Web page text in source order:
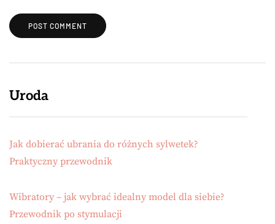
Uroda
Jak dobierać ubrania do różnych sylwetek?
Praktyczny przewodnik
Wibratory – jak wybrać idealny model dla siebie?
Przewodnik po stymulacji